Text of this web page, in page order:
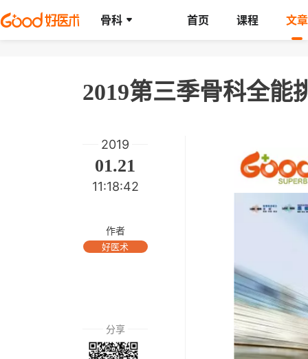
骨科 首页 课程 文章
2019
01.21
11:18:42
作者
好医术
分享